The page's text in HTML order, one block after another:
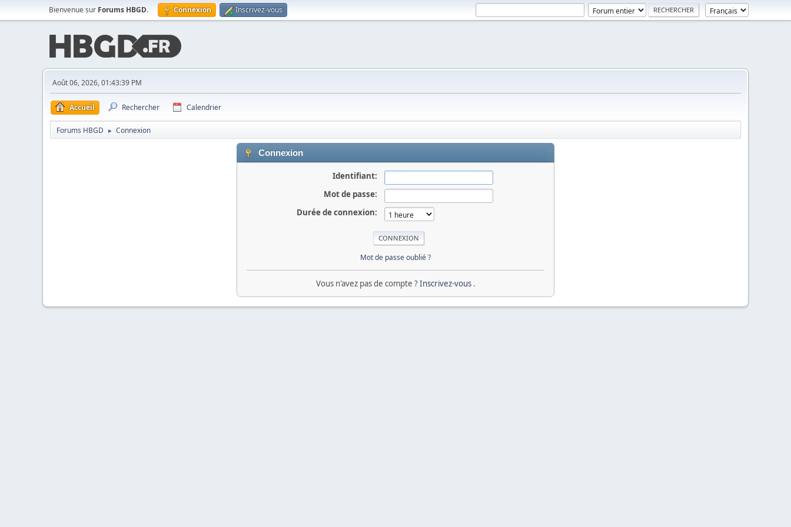
Bienvenue sur Forums HBGD. Connexion Inscrivez-vous
Août 06, 2026, 01:43:39 PM
Accueil Rechercher Calendrier
Forums HBGD ► Connexion
Connexion
Identifiant:
Mot de passe:
Durée de connexion:
Mot de passe oublié ?
Vous n'avez pas de compte ?Inscrivez-vous .